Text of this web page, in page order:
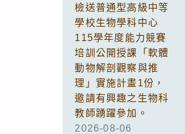
檢送普通型高級中等
學校生物學科中心
115學年度能力競賽
培訓公開授課「軟體
動物解剖觀察與推
理」實施計畫1份，
邀請有興趣之生物科
教師踴躍參加。
2026-08-06